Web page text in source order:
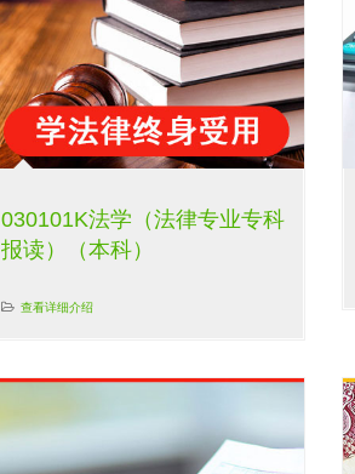
030101K法学（法律专业专科
报读）（本科）
查看详细介绍